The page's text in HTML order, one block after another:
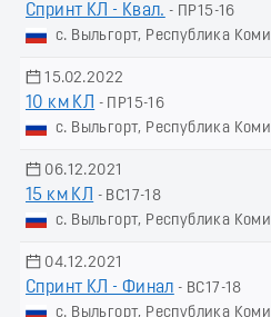
Спринт КЛ - Квал. - ПР15-16
с. Выльгорт, Республика Коми
15.02.2022
10 км КЛ
- ПР15-16
с. Выльгорт, Республика Коми
06.12.2021
15 км КЛ
- ВС17-18
с. Выльгорт, Республика Коми
04.12.2021
Спринт КЛ - Финал - ВС17-18
с. Выльгорт, Республика Коми